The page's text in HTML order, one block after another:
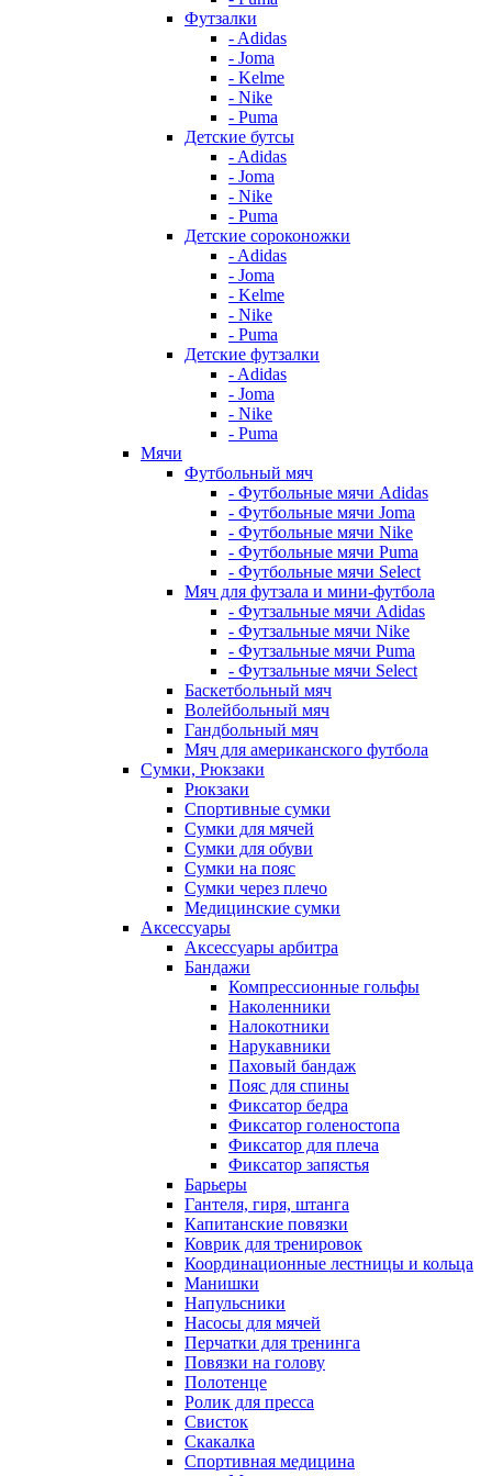
Футзалки
- Adidas
- Joma
- Kelme
- Nike
- Puma
Детские бутсы
- Adidas
- Joma
- Nike
- Puma
Детские сороконожки
- Adidas
- Joma
- Kelme
- Nike
- Puma
Детские футзалки
- Adidas
- Joma
- Nike
- Puma
Мячи
Футбольный мяч
- Футбольные мячи Adidas
- Футбольные мячи Joma
- Футбольные мячи Nike
- Футбольные мячи Puma
- Футбольные мячи Select
Мяч для футзала и мини-футбола
- Футзальные мячи Adidas
- Футзальные мячи Nike
- Футзальные мячи Puma
- Футзальные мячи Select
Баскетбольный мяч
Волейбольный мяч
Гандбольный мяч
Мяч для американского футбола
Сумки, Рюкзаки
Рюкзаки
Спортивные сумки
Сумки для мячей
Сумки для обуви
Сумки на пояс
Сумки через плечо
Медицинские сумки
Аксессуары
Аксессуары арбитра
Бандажи
Компрессионные гольфы
Наколенники
Налокотники
Нарукавники
Паховый бандаж
Пояс для спины
Фиксатор бедра
Фиксатор голеностопа
Фиксатор для плеча
Фиксатор запястья
Барьеры
Гантеля, гиря, штанга
Капитанские повязки
Коврик для тренировок
Координационные лестницы и кольца
Манишки
Напульсники
Насосы для мячей
Перчатки для тренинга
Повязки на голову
Полотенце
Ролик для пресса
Свисток
Скакалка
Спортивная медицина